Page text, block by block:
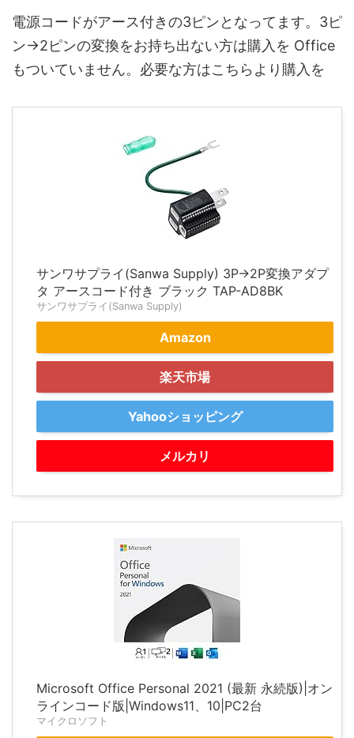
電源コードがアース付きの3ピンとなってます。3ピ
ン→2ピンの変換をお持ち出ない方は購入を Office
もついていません。必要な方はこちらより購入を
サンワサプライ(Sanwa Supply) 3P→2P変換アダプ
タ アースコード付き ブラック TAP-AD8BK
サンワサプライ(Sanwa Supply)
Amazon
楽天市場
Yahooショッピング
メルカリ
Microsoft Office Personal 2021 (最新 永続版)|オン
ラインコード版|Windows11、10|PC2台
マイクロソフト